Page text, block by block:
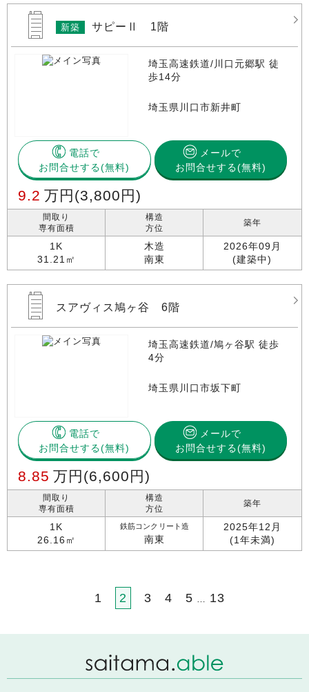
新築 サピーⅡ 1階
埼玉高速鉄道/川口元郷駅 徒
歩14分
埼玉県川口市新井町
電話で
お問合せする
メールで
お問合せする(無料)
9.2 万円 (3,800円)
間取り
専有面積
1K
31.21㎡
構造
方位
木造
南東
築年
2026年09月
(建築中)
スアヴィス鳩ヶ谷 6階
埼玉高速鉄道/鳩ヶ谷駅 徒歩
4分
埼玉県川口市坂下町
電話で
お問合せする
メールで
お問合せする(無料)
8.85 万円 (6,600円)
間取り
専有面積
1K
26.16㎡
構造
方位
鉄筋コンクリート造
南東
築年
2025年12月
(1年未満)
1 2 3 4 5 … 13